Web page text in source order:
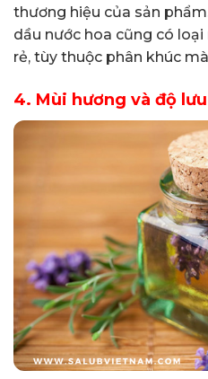
thương hiệu của sản
dầu nước hoa cũng có
rẻ, tùy thuộc phân khúc
4. Mùi hương và độ